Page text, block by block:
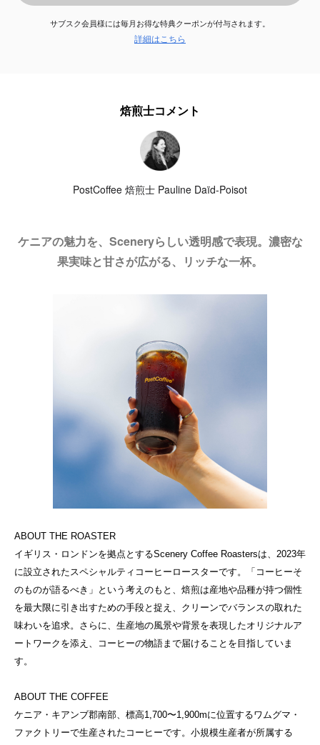
サブスク会員様には毎月お得な特典クーポンが付与されます。
詳細はこちら
焙煎士コメント
PostCoffee 焙煎士 Pauline Daïd-Poisot
ケニアの魅力を、Sceneryらしい透明感で表現。濃密な
果実味と甘さが広がる、リッチな一杯。
ABOUT THE ROASTER
イギリス・ロンドンを拠点とするScenery Coffee Roastersは、2023年
に設立されたスペシャルティコーヒーロースターです。「コーヒーそ
のものが語るべき」という考えのもと、焙煎は産地や品種が持つ個性
を最大限に引き出すための手段と捉え、クリーンでバランスの取れた
味わいを追求。さらに、生産地の風景や背景を表現したオリジナルア
ートワークを添え、コーヒーの物語まで届けることを目指していま
す。
ABOUT THE COFFEE
ケニア・キアンブ郡南部、標高1,700〜1,900mに位置するワムグマ・
ファクトリーで生産されたコーヒーです。小規模生産者が所属する